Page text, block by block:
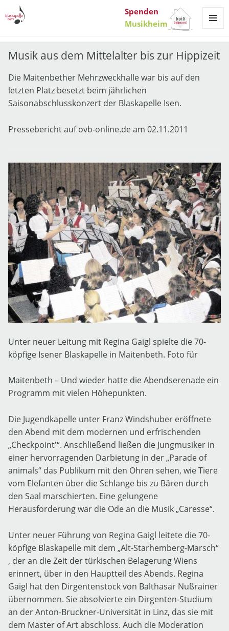
Spenden
Musikheim
Musik aus dem Mittelalter bis zur Hippizeit
Die Maitenbether Mehrzweckhalle war bis auf den
letzten Platz besetzt beim jährlichen
Saisonabschlusskonzert der Blaskapelle Isen.
Pressebericht auf ovb-online.de am 02.11.2011
Unter neuer Leitung mit Regina Gaigl spielte die 70-
köpfige Isener Blaskapelle in Maitenbeth. Foto für
Maitenbeth – Und wieder hatte die Abendserenade ein
Programm mit vielen Höhepunkten.
Die Jugendkapelle unter Franz Windshuber eröffnete
den Abend mit dem modernen und erfrischenden
„Checkpoint'“. Anschließend ließen die Jungmusiker in
einer hervorragenden Darbietung in der „Parade of
animals“ das Publikum mit den Ohren sehen, wie Tiere
vom Elefanten über die Schlange bis zu Bären durch
den Saal marschierten. Eine gelungene
Herausforderung war die Ode an die Musik „Caresse“.
Unter neuer Führung von Regina Gaigl leitete die 70-
köpfige Blaskapelle mit dem „Alt-Starhemberg-Marsch“
, der an die Zeit der türkischen Belagerung Wiens
erinnert, über in den Hauptteil des Abends. Regina
Gaigl hat den Dirgentenstock von Balthasar Nußrainer
übernommen. Sie absolvierte ein Dirgenten-Studium
an der Anton-Bruckner-Universität in Linz, das sie mit
dem Master of Art abschloss. Auch die Moderation